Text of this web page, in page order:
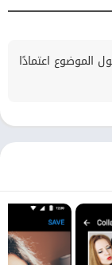
الموضوع اعتمادًا